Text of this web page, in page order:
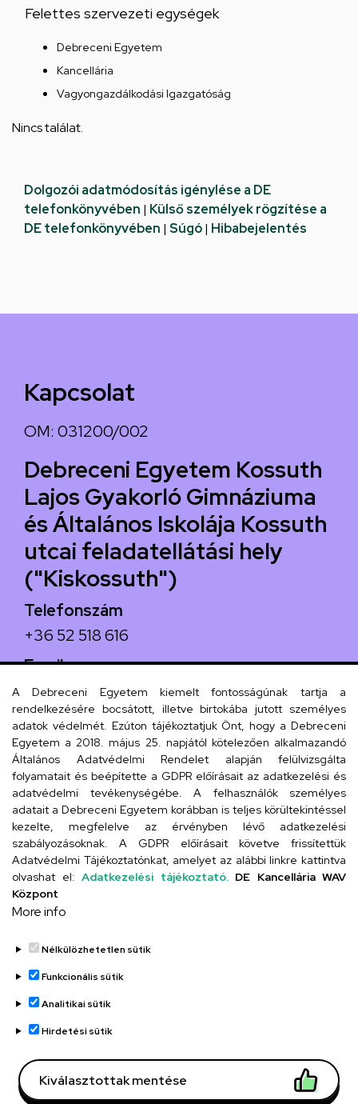
Felettes szervezeti egységek
Debreceni Egyetem
Kancellária
Vagyongazdálkodási Igazgatóság
Nincs találat.
Dolgozói adatmódosítás igénylése a DE
telefonkönyvében | Külső személyek rögzítése a
DE telefonkönyvében | Súgó| Hibabejelentés
Kapcsolat
OM: 031200/002
Debreceni Egyetem Kossuth
Lajos Gyakorló Gimnáziuma
és Általános Iskolája Kossuth
utcai feladatellátási hely
("Kiskossuth")
Telefonszám
+36 52 518 616
Email
iskola@kossuth-alt.unideb.hu
Cím
4024 Debrecen, Kossuth utca 33.
Szervezeti telefonkönyv
UD telefonkönyv
Adatvédelem
Adatvédelem
Régi oldal
Technikai információk
A Debreceni Egyetem kiemelt fontosságúnak tartja a
rendelkezésére bocsátott, illetve birtokába jutott személyes
adatok védelmét. Ezúton tájékoztatjuk Önt, hogy a Debreceni
Egyetem a 2018. május 25. napjától kötelezően alkalmazandó
Általános Adatvédelmi Rendelet alapján felülvizsgálta
folyamatait és beépítette a GDPR előírásait az adatkezelési és
adatvédelmi tevékenységébe. A felhasználók személyes
adatait a Debreceni Egyetem korábban is teljes körültekintéssel
kezelte, megfelelve az érvényben lévő adatkezelési
szabályozásoknak. A GDPR előírásait követve frissítettük
Adatvédelmi Tájékoztatónkat, amelyet az alábbi linkre kattintva
olvashat el: Adatkezelési tájékoztató. DE Kancellária WAV
Központ
More info
Nélkülözhetetlen sütik
Funkcionális sütik
Analitikai sütik
Hirdetési sütik
Kiválasztottak mentése